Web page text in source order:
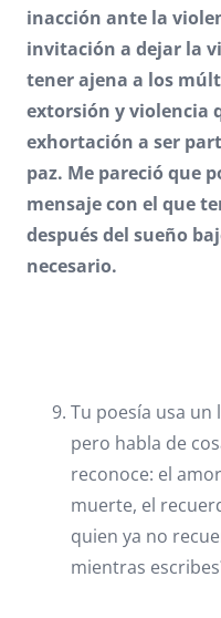
inacción ante la
invitación a dejar la
tener ajena a los
extorsión y violencia
exhortación a ser
paz. Me pareció que
mensaje con el que
después del sueño
necesario.
Tu poesía usa un
pero habla de
reconoce: el
muerte, el
quien ya no
mientras